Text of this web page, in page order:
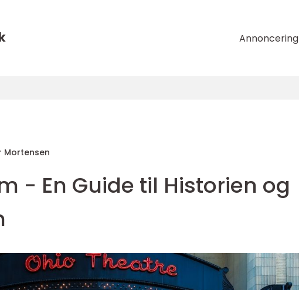
Annoncering
Mortensen
- En Guide til Historien og